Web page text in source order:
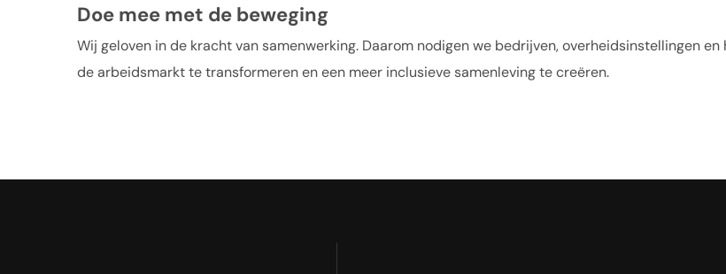
Doe mee met de beweging
Wij geloven in de kracht van samenwerking. Daarom nodigen we bedrijven, overheidsinstellingen
de arbeidsmarkt te transformeren en een meer inclusieve samenleving te creëren.